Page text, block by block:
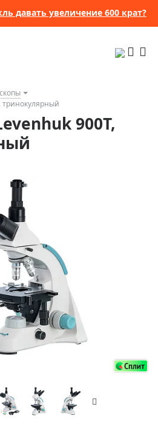
давать увеличение 600 крат?
тринокулярный
900T,